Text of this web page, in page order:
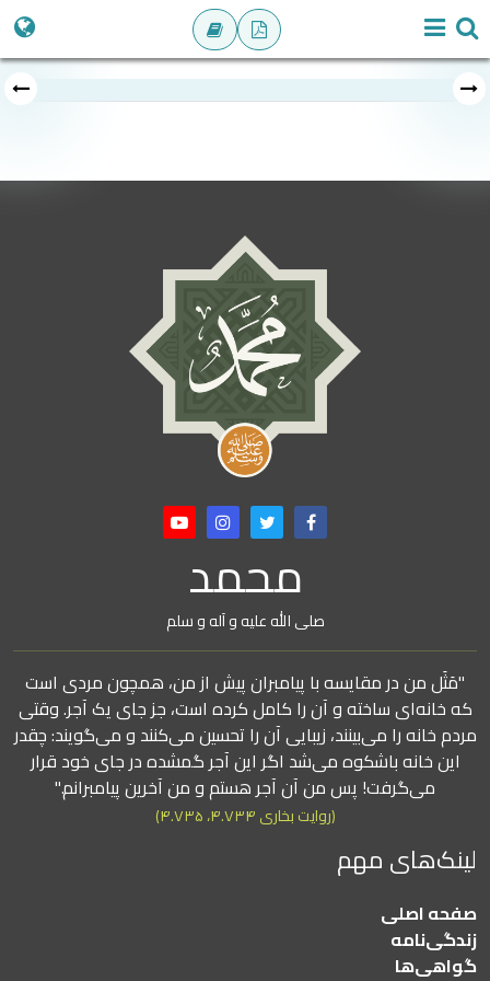
محمد
صلی الله علیه و آله و سلم
"مَثَل من در مقایسه با پیامبران پیش از من، همچون مردی است
که خانه‌ای ساخته و آن را کامل کرده است، جز جای یک آجر. وقتی
مردم خانه را می‌بینند، زیبایی آن را تحسین می‌کنند و می‌گویند: چقدر
این خانه باشکوه می‌شد اگر این آجر گمشده در جای خود قرار
می‌گرفت! پس من آن آجر هستم و من آخرین پیامبرانم."
(روایت بخاری ۴.۷۳۴، ۴.۷۳۵)
لینک‌های مهم
صفحه اصلی
زندگی‌نامه
گواهی‌ها